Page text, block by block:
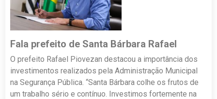
Fala prefeito de Santa Bárbara Rafael
O prefeito Rafael Piovezan destacou a importância dos
investimentos realizados pela Administração Municipal
na Segurança Pública. “Santa Bárbara colhe os frutos de
um trabalho sério e contínuo. Investimos fortemente na